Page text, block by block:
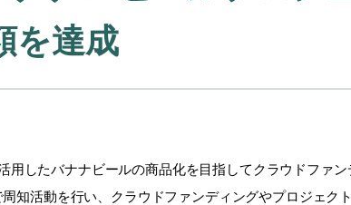
を達成
用したバナナビールの商品化を目指してクラウドファ
知活動を行い、クラウドファンディングやプロジェク